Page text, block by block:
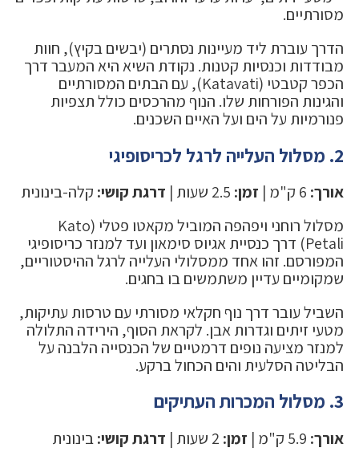
מסורתיים.
הדרך עוברת ליד מעיינות נסתרים (יבשים בקיץ), חוות
מבודדות וכנסיות קטנות. נקודת השיא היא המעבר דרך
הכפר קטבטי (Katavati), עם הבתים המסורתיים
והגינות הפורחות שלו. הנוף מהרכסים כולל תצפיות
פנורמיות על הים ועל האיים השכנים.
2. מסלול העלייה לרגל לכריסופיגי
אורך: זמן: דרגת קושי: קלה-בינונית
מסלול רוחני ויפהפה המוביל מקאטו פטלי (Kato
Petali) דרך כנסיית אגיוס סימאון ועד למנזר כריסופיגי
המפורסם. זהו אחד ממסלולי העלייה לרגל ההיסטוריים,
שמקומיים עדיין משתמשים בו בחגים.
השביל עובר דרך נוף חקלאי מסורתי עם טרסות עתיקות,
מטעי זיתים וגדרות אבן. לקראת הסוף, הירידה התלולה
למנזר מציעה נופים דרמטיים של הכנסייה הלבנה על
הבליטה הסלעית והים הכחול ברקע.
3. מסלול המכרות העתיקים
אורך: זמן: דרגת קושי:בינונית